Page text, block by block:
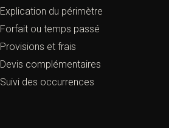
Explication du périmètre
Forfait ou temps passé
Provisions et frais
Devis complémentaires
Suivi des occurrences